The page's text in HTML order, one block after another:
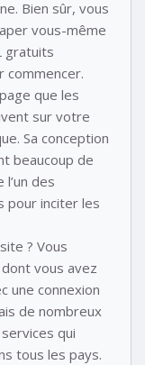
Bien sûr, vous
vous-même
gratuits
commencer.
que les
sur votre
Sa conception
beaucoup de
des
pour inciter les
? Vous
vous avez
une connexion
de nombreux
qui
tous les pays.